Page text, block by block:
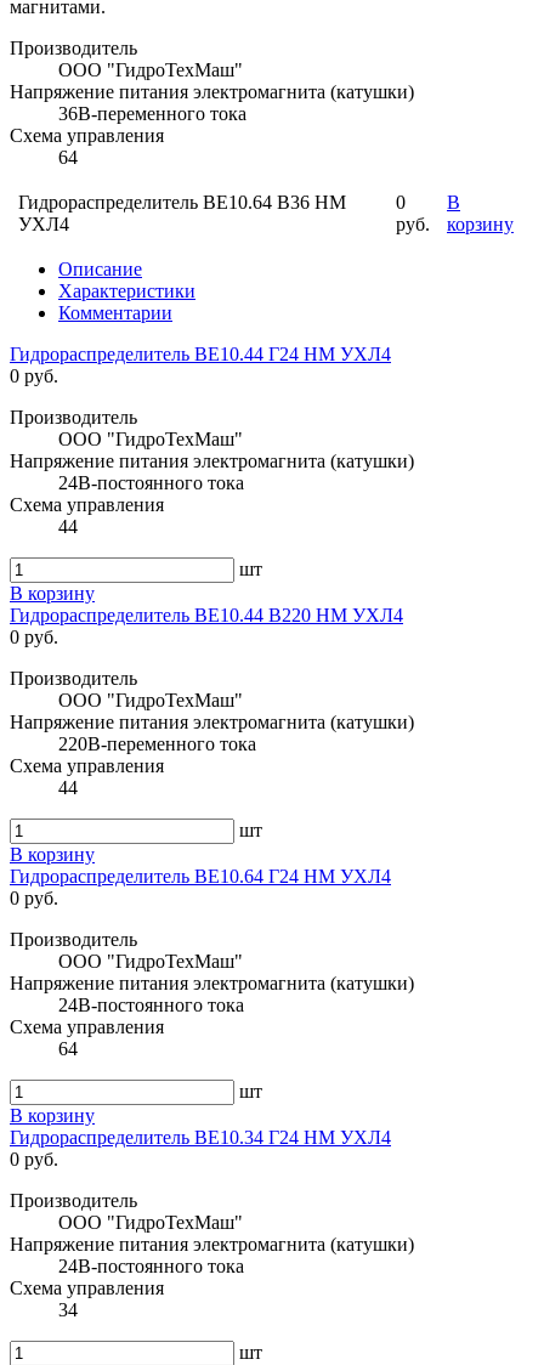
магнитами.
Производитель
ООО "ГидроТехМаш"
Напряжение питания электромагнита (катушки)
36В-переменного тока
Схема управления
64
Гидрораспределитель ВЕ10.64 В36 НМ
УХЛ4
0
руб.
В
корзину
Описание
Характеристики
Комментарии
Гидрораспределитель ВЕ10.44 Г24 НМ УХЛ4
0 руб.
Производитель
ООО "ГидроТехМаш"
Напряжение питания электромагнита (катушки)
24В-постоянного тока
Схема управления
44
шт
В корзину
Гидрораспределитель ВЕ10.44 В220 НМ УХЛ4
0 руб.
Производитель
ООО "ГидроТехМаш"
Напряжение питания электромагнита (катушки)
220В-переменного тока
Схема управления
44
шт
В корзину
Гидрораспределитель ВЕ10.64 Г24 НМ УХЛ4
0 руб.
Производитель
ООО "ГидроТехМаш"
Напряжение питания электромагнита (катушки)
24В-постоянного тока
Схема управления
64
шт
В корзину
Гидрораспределитель ВЕ10.34 Г24 НМ УХЛ4
0 руб.
Производитель
ООО "ГидроТехМаш"
Напряжение питания электромагнита (катушки)
24В-постоянного тока
Схема управления
34
шт